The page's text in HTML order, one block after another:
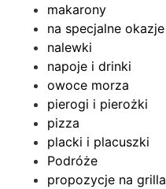
makarony
na specjalne okazje
nalewki
napoje i drinki
owoce morza
pierogi i pierożki
pizza
placki i placuszki
Podróże
propozycje na grilla